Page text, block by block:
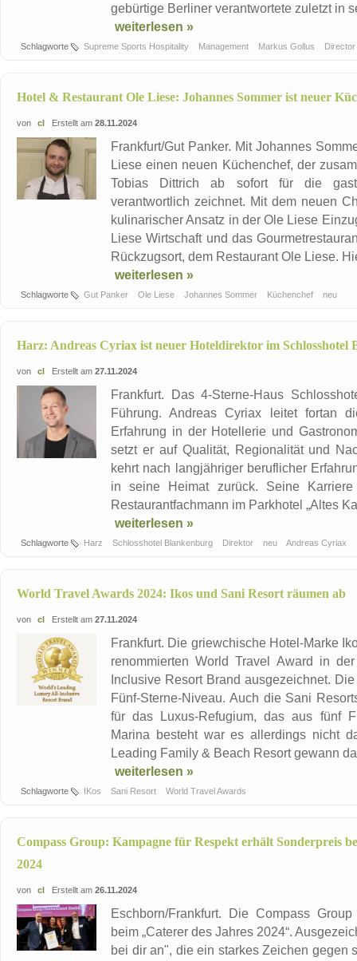
gebürtige Berliner verantwortete zuletzt in
weiterlesen »
Schlagworte Supreme Sports Hospitality Management Markus Gollus
Hotel & Restaurant Ole Liese: Johannes Sommer ist neuer
von cl Erstellt am 28.11.2024
Frankfurt/Gut Panker. Mit Johannes
Liese einen neuen Küchenchef, der
Tobias Dittrich ab sofort für die
verantwortlich zeichnet. Mit dem neuen
kulinarischer Ansatz in der Ole Liese
Liese Wirtschaft und das
Rückzugsort, dem Restaurant Ole Liese.
weiterlesen »
Schlagworte Gut Panker Ole Liese Johannes Sommer Küchenchef neu
Harz: Andreas Cyriax ist neuer Hoteldirektor im Schlosshotel
von cl Erstellt am 27.11.2024
Frankfurt. Das 4-Sterne-Haus
Führung. Andreas Cyriax leitet fortan
Erfahrung in der Hotellerie und
setzt er auf Qualität, Regionalität und
kehrt nach langjähriger beruflicher
in seine Heimat zurück. Seine
Restaurantfachmann im Parkhotel „Altes
weiterlesen »
Schlagworte Harz Schlosshotel Blankenburg Direktor neu Andreas Cyriax
World Travel Awards 2024: Ikos und Sani Resort räumen ab
von cl Erstellt am 27.11.2024
Frankfurt. Die griewchische Hotel-Marke
renommierten World Travel Award in
Inclusive Resort Brand ausgezeichnet.
Fünf-Sterne-Niveau. Auch die Sani
für das Luxus-Refugium, das aus fünf
Marina besteht war es allerdings nicht
Leading Family & Beach Resort gewann
weiterlesen »
Schlagworte IKos Sani Resort World Travel Awards
Compass Group: Kampagne für Respekt erhält Sonderpreis
2024
von cl Erstellt am 26.11.2024
Eschborn/Frankfurt. Die Compass
beim „Caterer des Jahres 2024“.
bei dir an", die ein starkes Zeichen gegen